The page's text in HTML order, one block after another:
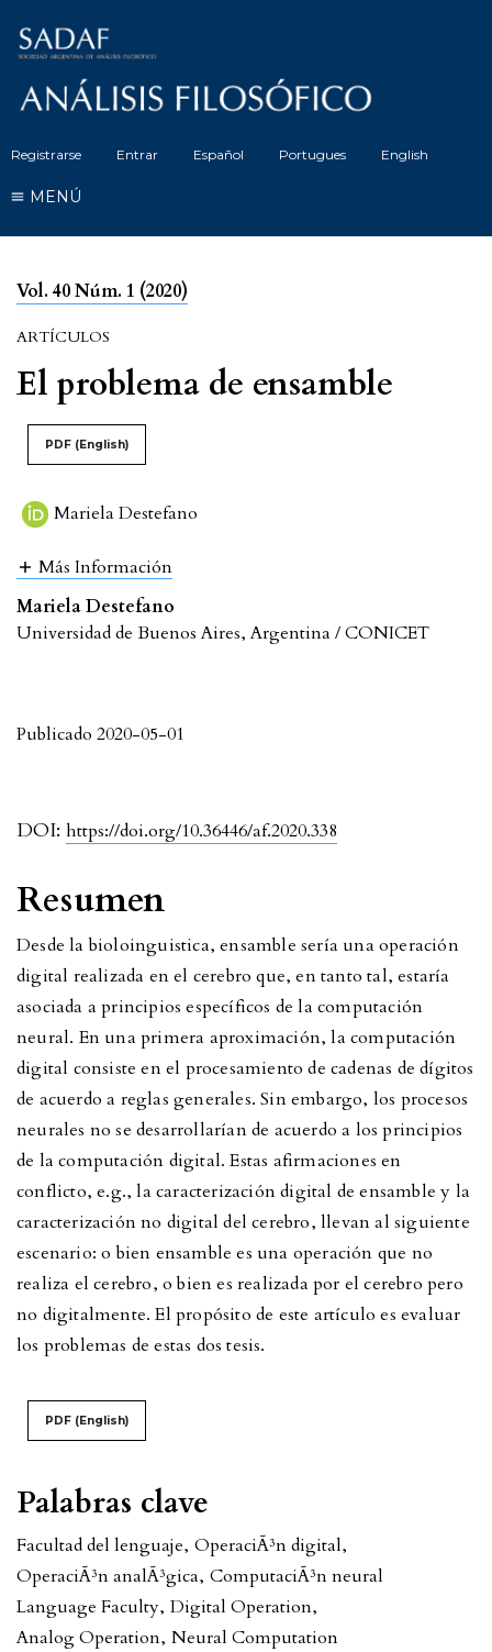
Registrarse Entrar Español Portugues English
MENÚ
Vol. 40 Núm. 1 (2020)
ARTÍCULOS
El problema de ensamble
PDF (English)
Mariela Destefano
Más Información
Mariela Destefano
Universidad de Buenos Aires, Argentina / CONICET
DOI: https://doi.org/10.36446/af.2020.338
Publicado 2020-05-01
Palabras clave
Facultad del lenguaje, OperaciÃ³n digital,
OperaciÃ³n analÃ³gica, ComputaciÃ³n neural
Language Faculty, Digital Operation,
Analog Operation, Neural Computation
Resumen
Desde la bioloinguistica, ensamble sería una operación
digital realizada en el cerebro que, en tanto tal, estaría
asociada a principios específicos de la computación
neural. En una primera aproximación, la computación
digital consiste en el procesamiento de cadenas de dígitos
de acuerdo a reglas generales. Sin embargo, los procesos
neurales no se desarrollarían de acuerdo a los principios
de la computación digital. Estas afirmaciones en
conflicto, e.g., la caracterización digital de ensamble y la
caracterización no digital del cerebro, llevan al siguiente
escenario: o bien ensamble es una operación que no
realiza el cerebro, o bien es realizada por el cerebro pero
no digitalmente. El propósito de este artículo es evaluar
los problemas de estas dos tesis.
PDF (English)